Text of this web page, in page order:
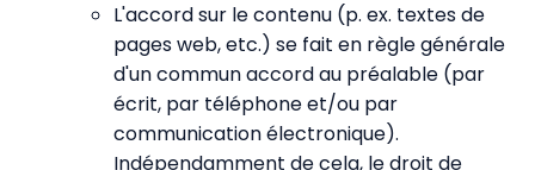
L'accord sur le contenu (p. ex. textes de
pages web, etc.) se fait en règle générale
d'un commun accord au préalable (par
écrit, par téléphone et/ou par
communication électronique).
Indépendamment de cela, le droit de